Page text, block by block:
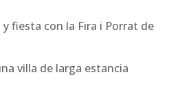
fiesta con la Fira i Porrat de
villa de larga estancia